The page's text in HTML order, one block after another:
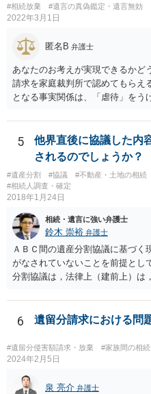
#相続放棄
#遺言の真偽鑑定・遺言無効
2022年3月1日
匿名B 弁護士
あなたのお考えが実現できるかど
請求を家庭裁判所で認めてもらえ
となる事実関係は、「虐待」をう
「廃除」は遺言でも可能です（民
情を話して相談して、「廃除」
とをお勧めします。
5
他界直後に協議した内
されるのでしょうか？
#遺産分割 #協議 #不動産・土地の相続
#相続人調査・確定
2018年1月24日
相続・遺言に強い弁護士
鈴木 崇裕 弁護士
ＡＢＣ間の遺産分割協議に基づく
がなされていないことを前提とし
分割協議は，法律上（建前上）は
ん。 また，不動産の名義を移転
名捺印を得る必要があります。
難と思われます。 「ＡＢＣ間の遺
死亡し，二次相続が発生した」と
議の内容を前提とした主張をする
6 遺留分請求における問
#遺留分侵害額請求・放棄 #家族間の相
2024年2月5日
泉 亮介 弁護士